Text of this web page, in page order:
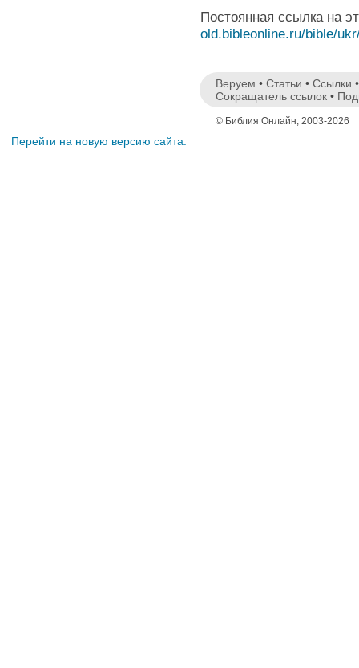
Постоянная ссылка на
old.bibleonline.ru/bible/
Веруем • Статьи • Ссылки
Сокращатель ссылок •
© Библия Онлайн, 2003-2026
Перейти на новую версию сайта.